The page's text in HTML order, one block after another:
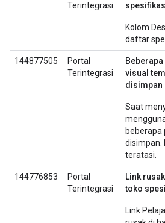
Terintegrasi
Kolom
daftar
144877505
Portal
Terintegrasi
visual
disimpan
Saat
beberapa
disimpan.
teratasi.
144776853
Portal
Terintegrasi
Link
toko
Link